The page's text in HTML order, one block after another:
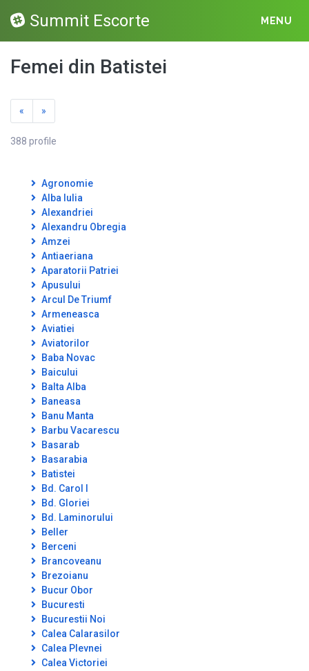
Summit Escorte MENU
Femei din Batistei
« »
388 profile
Agronomie
Alba Iulia
Alexandriei
Alexandru Obregia
Amzei
Antiaeriana
Aparatorii Patriei
Apusului
Arcul De Triumf
Armeneasca
Aviatiei
Aviatorilor
Baba Novac
Baicului
Balta Alba
Baneasa
Banu Manta
Barbu Vacarescu
Basarab
Basarabia
Batistei
Bd. Carol I
Bd. Gloriei
Bd. Laminorului
Beller
Berceni
Brancoveanu
Brezoianu
Bucur Obor
Bucuresti
Bucurestii Noi
Calea Calarasilor
Calea Plevnei
Calea Victoriei